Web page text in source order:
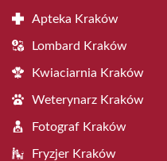
Apteka Kraków
Lombard Kraków
Kwiaciarnia Kraków
Weterynarz Kraków
Fotograf Kraków
Fryzjer Kraków